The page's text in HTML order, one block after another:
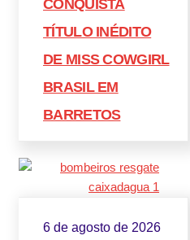
CONQUISTA
TÍTULO INÉDITO
DE MISS COWGIRL
BRASIL EM
BARRETOS
6 de agosto de 2026